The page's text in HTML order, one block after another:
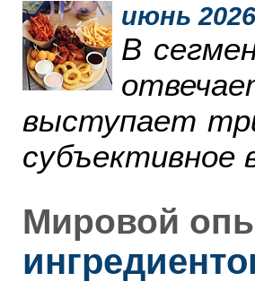
июнь
В
выступает
субъективное
Мировой